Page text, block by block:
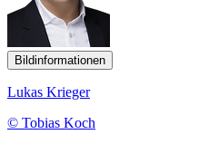
Bildinformationen
Lukas Krieger
© Tobias Koch